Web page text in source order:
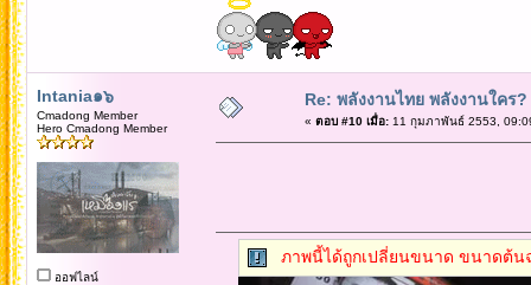
Intania๑๖
Cmadong Member
Hero Cmadong Member
ออฟไลน์
Re: พลังงานไทย พลังงานใคร?
« ตอบ #10 เมื่อ:11 กุมภาพันธ์ 2553,
ภาพนี้ได้ถูกเปลี่ยนขนาด ขนาดต้น